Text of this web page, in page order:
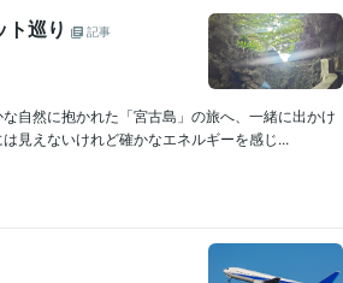
巡り
記事
自然に抱かれた「宮古島」の旅へ、一緒に出かけ
見えないけれど確かなエネルギーを感じ...